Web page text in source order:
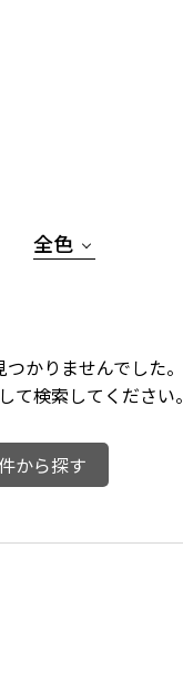
全色
かりませんでした。
て検索してください。
から探す